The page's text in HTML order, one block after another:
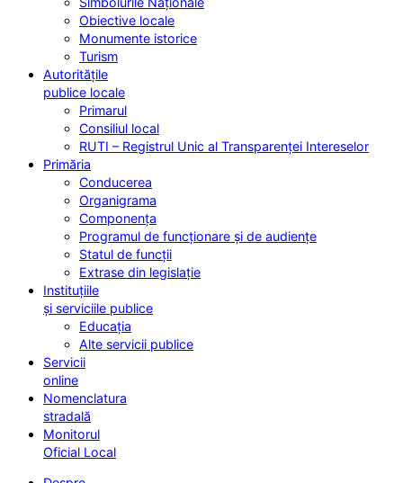
Obiective locale
Monumente istorice
Turism
Autoritățile
publice locale
Primarul
Consiliul local
RUTI – Registrul Unic al Transparenței Intereselor
Primăria
Conducerea
Organigrama
Componența
Programul de funcționare și de audiențe
Statul de funcții
Extrase din legislație
Instituțiile
și serviciile publice
Educația
Alte servicii publice
Servicii
online
Nomenclatura
stradală
Monitorul
Oficial Local